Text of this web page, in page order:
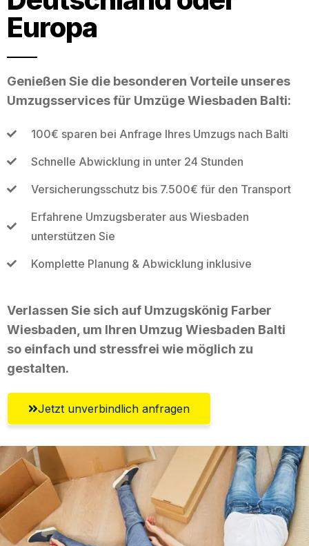
Europa
Genießen Sie die besonderen Vorteile unseres
Umzugsservices für Umzüge Wiesbaden Balti:
100€ sparen bei Anfrage Ihres Umzugs nach Balti
Schnelle Abwicklung in unter 24 Stunden
Versicherungsschutz bis 7.500€ für den Transport
Erfahrene Umzugsberater aus Wiesbaden
unterstützen Sie
Komplette Planung & Abwicklung inklusive
Verlassen Sie sich auf Umzugskönig Farber
Wiesbaden, um Ihren Umzug Wiesbaden Balti
so einfach und stressfrei wie möglich zu
gestalten.
Jetzt unverbindlich anfragen